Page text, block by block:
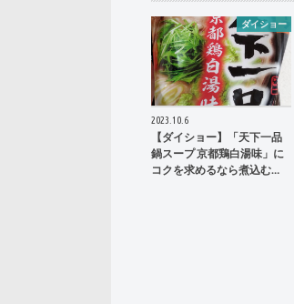
ダイショー
2023.10.6
【ダイショー】「天下一品
鍋スープ 京都鶏白湯味」に
コクを求めるなら煮込む…